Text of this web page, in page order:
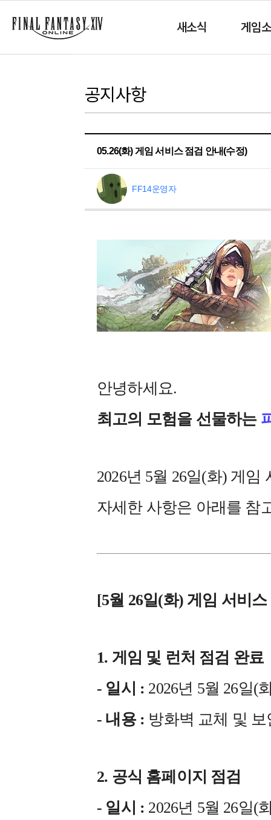
새소식 게임
공지사항
05.26(화) 게임 서비스 점검 안내(수정)
FF14운영자
안녕하세요.
최고의 모험을 선물하는
2026년 5월 26일(화) 게
자세한 사항은 아래를 참
[5월 26일(화) 게임 서비
1. 게임 및 런처 점검 완료
- 일시 : 2026년 5월 26일(
- 내용 : 방화벽 교체 및
2. 공식 홈페이지 점검
- 일시 : 2026년 5월 26일(